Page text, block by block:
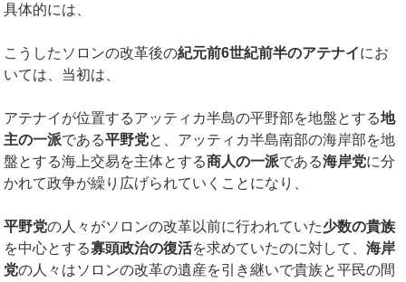
具体的には、
こうしたソロンの改革後の紀元前6世紀前半のアテナイにお
いては、当初は、
アテナイが位置するアッティカ半島の平野部を地盤とする地
主の一派である平野党と、アッティカ半島南部の海岸部を地
盤とする海上交易を主体とする商人の一派である海岸党に分
かれて政争が繰り広げられていくことになり、
平野党の人々がソロンの改革以前に行われていた少数の貴族
を中心とする寡頭政治の復活を求めていたのに対して、海岸
党の人々はソロンの改革の遺産を引き継いで貴族と平民の間